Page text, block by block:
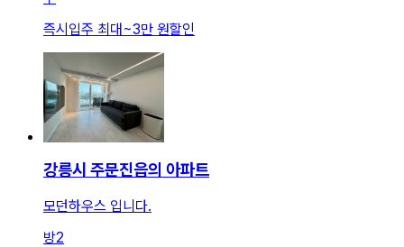
즉시입주 최대~3만 원할인
강릉시 주문진읍의 아파트
모던하우스 입니다.
방2